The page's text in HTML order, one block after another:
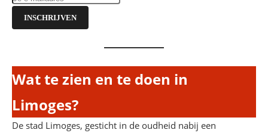
INSCHRIJVEN
Wat te zien en te doen in
Limoges?
De stad Limoges, gesticht in de oudheid nabij een